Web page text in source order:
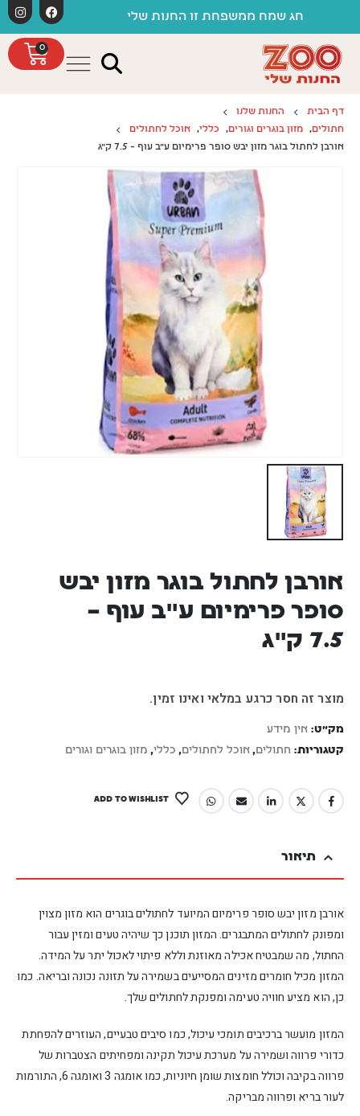
ממשפחת זו החנות שלי משלוחים חינם
0
דף הבית
החנות שלנו
חתולים, מזון בוגרים וגורים, כללי,
אוכל לחתולים
אורבן לחתול בוגר מזון יבש סופר פרימיום ע"ב עוף – 7.5 ק"ג
אורבן לחתול בוגר מזון יבש
סופר פרימיום ע"ב עוף –
7.5 ק"ג
מוצר זה חסר כרגע במלאי ואינו זמין.
מק"ט: אין מידע
קטגוריות: חתולים, אוכל לחתולים, כללי, מזון בוגרים וגורים
ADD TO WISHLIST
תיאור
אורבן מזון יבש סופר פרימיום המיועד לחתולים בוגרים הוא מזון מצוין
ומפונק לחתולים המתבגרים. המזון תוכנן כך שיהיה טעים ומזין עבור
החתול, מה שמבטיח אכילה מאוזנת וללא פיתוי לאכול יתר על המידה.
המזון מכיל חומרים מזינים המסייעים בשמירה על תזונה נכונה ובריאה. כמו
כן, הוא מציע חוויה טעימה ומפנקת לחתולים שלך.
המזון מועשר ברכיבים תומכי עיכול, כמו סיבים טבעיים, העוזרים להפחתת
כדורי פרווה ושמירה על מערכת עיכול תקינה ומפחיתים הצטברות של
פרווה בקיבה וכולל חומצות שומן חיוניות, כמו אומגה 3 ואומגה 6, התורמות
לעור בריא ופרווה מבריקה.